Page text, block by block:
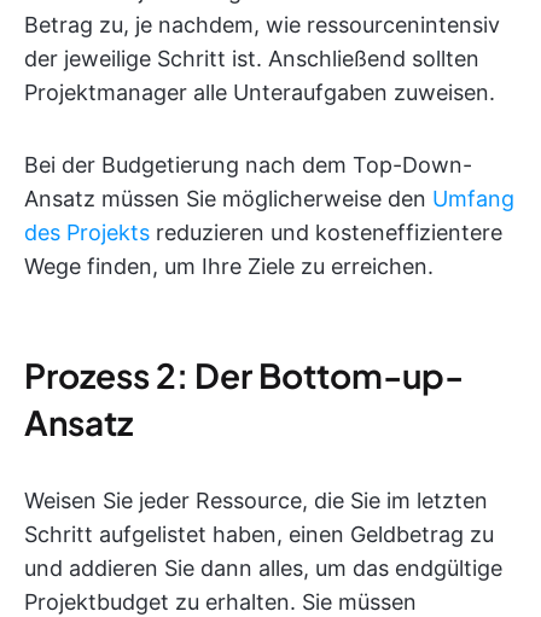
Betrag zu, je nachdem, wie ressourcenintensiv
der jeweilige Schritt ist. Anschließend sollten
Projektmanager alle Unteraufgaben zuweisen.
Bei der Budgetierung nach dem Top-Down-
Ansatz müssen Sie möglicherweise den Umfang
des Projekts reduzieren und kosteneffizientere
Wege finden, um Ihre Ziele zu erreichen.
Prozess 2: Der Bottom-up-
Ansatz
Weisen Sie jeder Ressource, die Sie im letzten
Schritt aufgelistet haben, einen Geldbetrag zu
und addieren Sie dann alles, um das endgültige
Projektbudget zu erhalten. Sie müssen